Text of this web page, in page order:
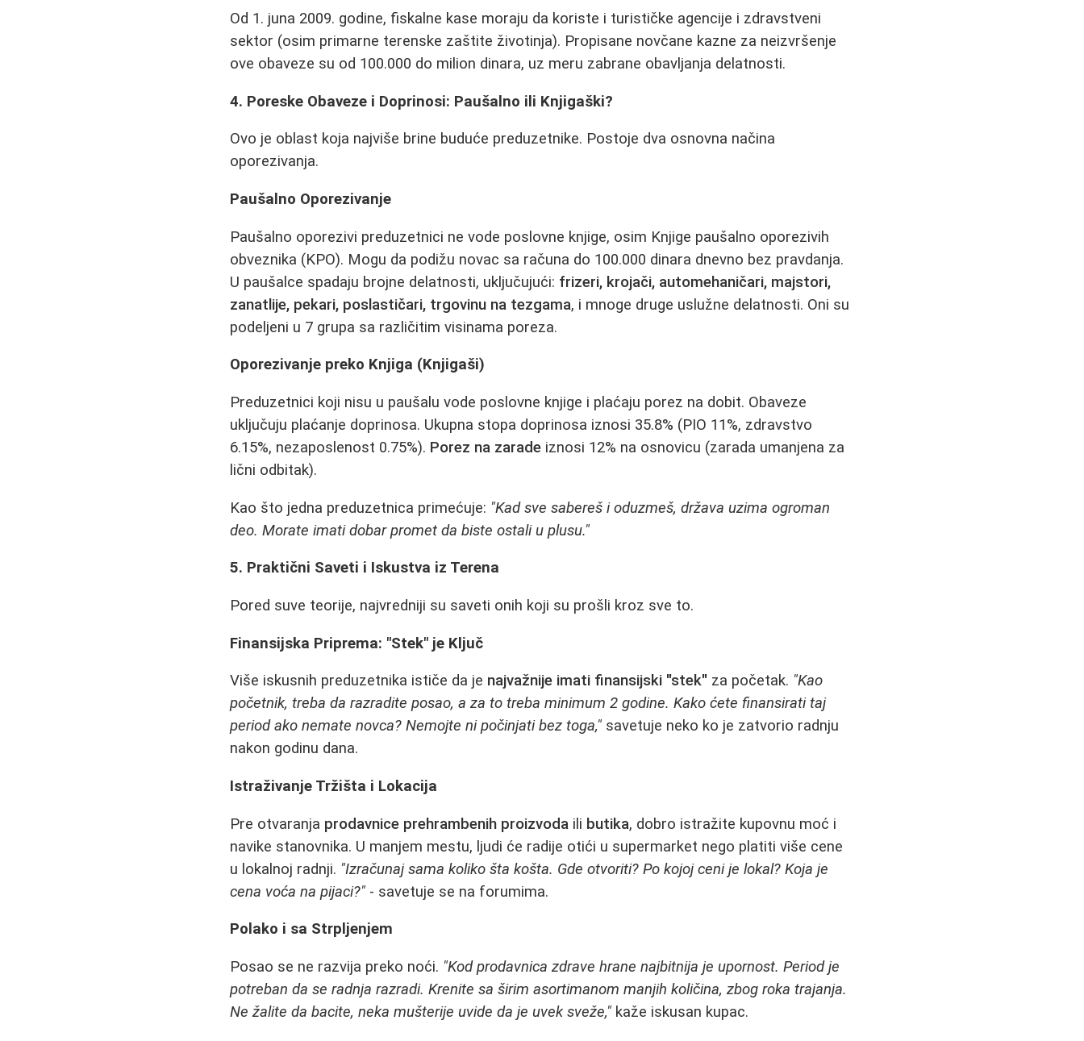
Od 1. juna 2009. godine, fiskalne kase moraju da koriste i turističke agencije i zdravstveni
sektor (osim primarne terenske zaštite životinja). Propisane novčane kazne za neizvršenje
ove obaveze su od 100.000 do milion dinara, uz meru zabrane obavljanja delatnosti.
4. Poreske Obaveze i Doprinosi: Paušalno ili Knjigaški?
Ovo je oblast koja najviše brine buduće preduzetnike. Postoje dva osnovna načina
oporezivanja.
Paušalno Oporezivanje
Paušalno oporezivi preduzetnici ne vode poslovne knjige, osim Knjige paušalno oporezivih
obveznika (KPO). Mogu da podižu novac sa računa do 100.000 dinara dnevno bez pravdanja.
U paušalce spadaju brojne delatnosti, uključujući: frizeri, krojači, automehaničari, majstori,
zanatlije, pekari, poslastičari, trgovinu na tezgama, i mnoge druge uslužne delatnosti. Oni su
podeljeni u 7 grupa sa različitim visinama poreza.
Oporezivanje preko Knjiga (Knjigaši)
Preduzetnici koji nisu u paušalu vode poslovne knjige i plaćaju porez na dobit. Obaveze
uključuju plaćanje doprinosa. Ukupna stopa doprinosa iznosi 35.8% (PIO 11%, zdravstvo
6.15%, nezaposlenost 0.75%). Porez na zarade iznosi 12% na osnovicu (zarada umanjena za
lični odbitak).
Kao što jedna preduzetnica primećuje: "Kad sve sabereš i oduzmeš, država uzima ogroman
deo. Morate imati dobar promet da biste ostali u plusu."
5. Praktični Saveti i Iskustva iz Terena
Pored suve teorije, najvredniji su saveti onih koji su prošli kroz sve to.
Finansijska Priprema: "Stek" je Ključ
Više iskusnih preduzetnika ističe da je najvažnije imati finansijski "stek" za početak. "Kao
početnik, treba da razradite posao, a za to treba minimum 2 godine. Kako ćete finansirati taj
period ako nemate novca? Nemojte ni počinjati bez toga," savetuje neko ko je zatvorio radnju
nakon godinu dana.
Istraživanje Tržišta i Lokacija
Pre otvaranja prodavnice prehrambenih proizvoda ili butika, dobro istražite kupovnu moć i
navike stanovnika. U manjem mestu, ljudi će radije otići u supermarket nego platiti više cene
u lokalnoj radnji. "Izračunaj sama koliko šta košta. Gde otvoriti? Po kojoj ceni je lokal? Koja je
cena voća na pijaci?" - savetuje se na forumima.
Polako i sa Strpljenjem
Posao se ne razvija preko noći. "Kod prodavnica zdrave hrane najbitnija je upornost. Period je
potreban da se radnja razradi. Krenite sa širim asortimanom manjih količina, zbog roka trajanja.
Ne žalite da bacite, neka mušterije uvide da je uvek sveže," kaže iskusan kupac.